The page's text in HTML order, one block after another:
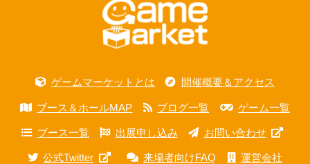
ゲームマーケットとは 開催概要＆アクセス
ブース＆ホールMAP ブログ一覧 ゲーム一覧
ブース一覧 出展申し込み お問い合わせ
公式Twitter 来場者向けFAQ 運営会社